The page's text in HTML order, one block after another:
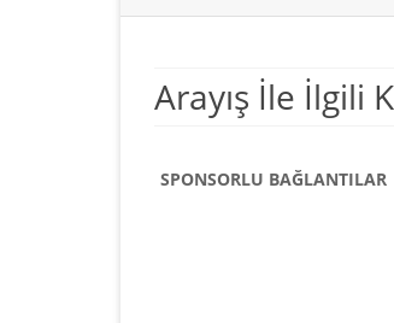
Arayış İle İlgili
SPONSORLU BAĞLANTILAR